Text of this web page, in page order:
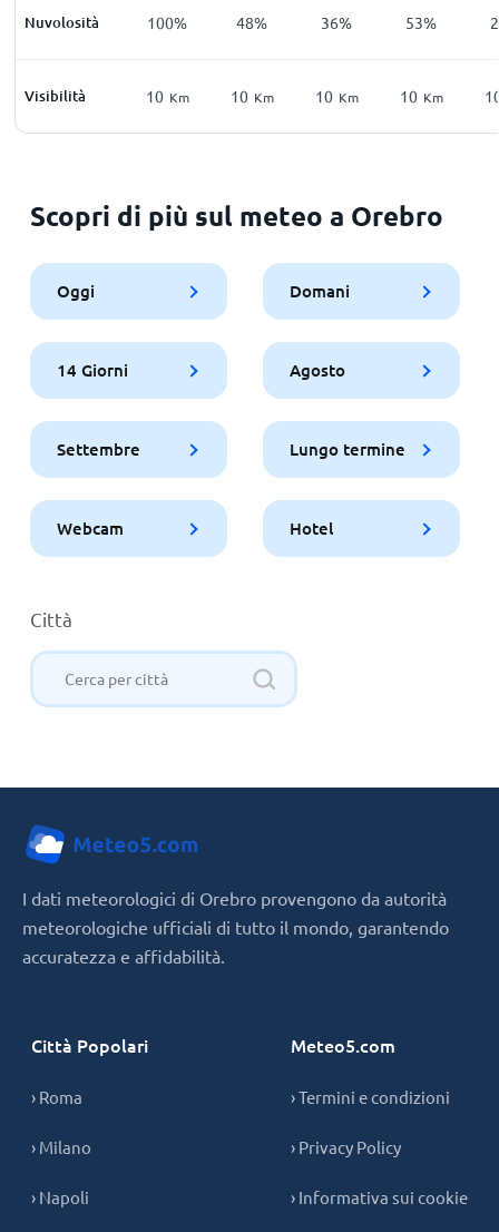
Nuvolosità 100% 48% 36% 53%
Visibilità 10 Km 10 Km 10 Km 10 Km
Scopri di più sul meteo a Orebro
Oggi Domani
14 Giorni Agosto
Settembre Lungo termine
Webcam Hotel
Città
I dati meteorologici di Orebro provengono da autorità
meteorologiche ufficiali di tutto il mondo, garantendo
accuratezza e affidabilità.
Città Popolari
› Roma
› Milano
› Napoli
Meteo5.com
› Termini e condizioni
› Privacy Policy
› Informativa sui cookie